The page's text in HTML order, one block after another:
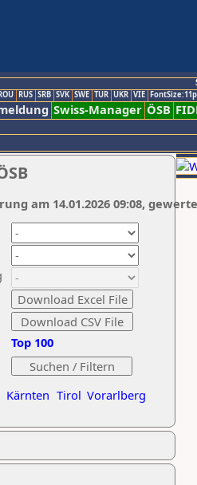
RUS SRB SVK SWE TUR UKR VIE
Swiss-Manager ÖSB
Kärnten Tirol Vorarlberg
Top 100
am 14.01.2026 09:08,